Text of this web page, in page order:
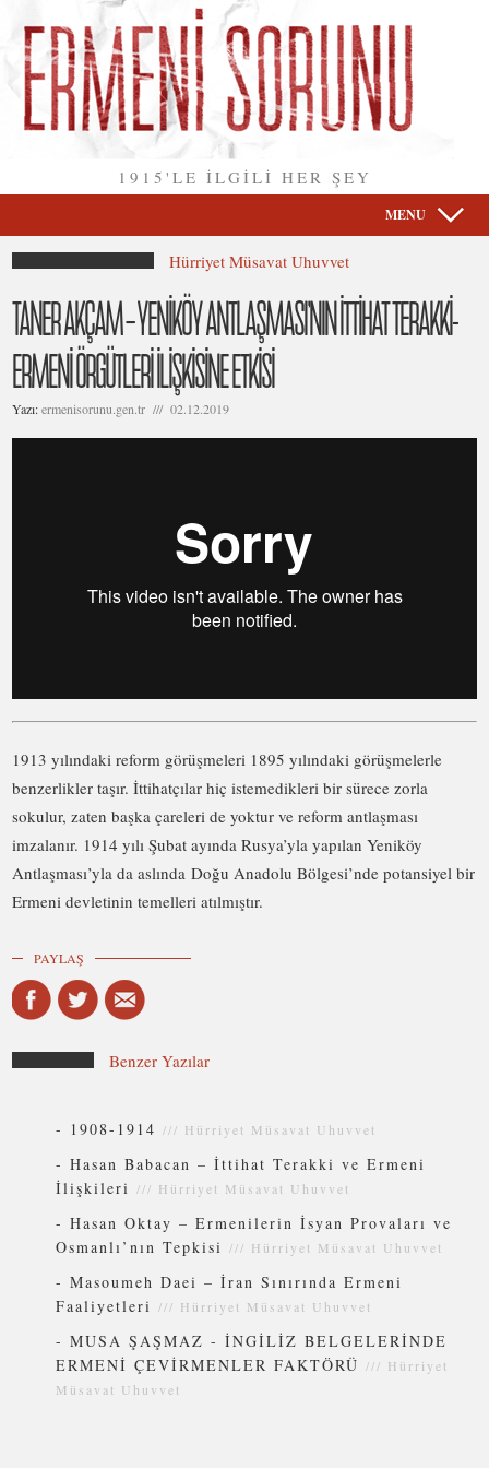
1915'LE İLGİLİ HER ŞEY
MENU
Hürriyet Müsavat Uhuvvet
TANER AKÇAM – YENİKÖY ANTLAŞMASI’NIN İTTİHAT TERAKKİ-
ERMENİ ÖRGÜTLERİ İLİŞKİSİNE ETKİSİ
Yazı:ermenisorunu.gen.tr /// 02.12.2019
1913 yılındaki reform görüşmeleri 1895 yılındaki görüşmelerle
benzerlikler taşır. İttihatçılar hiç istemedikleri bir sürece zorla
sokulur, zaten başka çareleri de yoktur ve reform antlaşması
imzalanır. 1914 yılı Şubat ayında Rusya’yla yapılan Yeniköy
Antlaşması’yla da aslında Doğu Anadolu Bölgesi’nde potansiyel bir
Ermeni devletinin temelleri atılmıştır.
PAYLAŞ
Benzer Yazılar
- 1908-1914 /// Hürriyet Müsavat Uhuvvet
-Hasan Babacan – İttihat Terakki ve Ermeni
İlişkileri /// Hürriyet Müsavat Uhuvvet
-Hasan Oktay – Ermenilerin İsyan Provaları ve
Osmanlı’nın Tepkisi /// Hürriyet Müsavat Uhuvvet
-Masoumeh Daei – İran Sınırında Ermeni
Faaliyetleri /// Hürriyet Müsavat Uhuvvet
-MUSA ŞAŞMAZ - İNGİLİZ BELGELERİNDE
ERMENİ ÇEVİRMENLER FAKTÖRÜ /// Hürriyet
Müsavat Uhuvvet